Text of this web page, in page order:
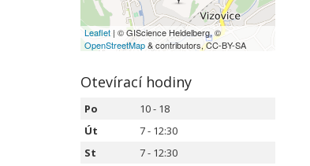
Leaflet | © GIScience Heidelberg, ©
OpenStreetMap& contributors, CC-BY-SA
Otevírací hodiny
Po
10 - 18
Út
7 - 12:30
St
7 - 12:30